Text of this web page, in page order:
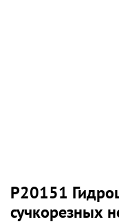
P20151
сучкорезных